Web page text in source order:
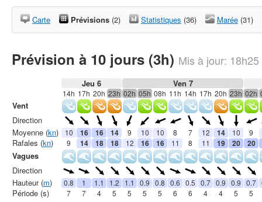
Carte Prévisions (2) Statistiques (36) Marée (31)
Prévision à 10 jours (3h) Mis à jour: 18h25
Jeu 6 Ven 7
14h 17h 20h 23h 02h 05h 08h 11h 14h 17h 20h 23h 02h
10 16 16 14 9 10 10 8 7 12 14 10
9
9
14 18 18 12 16 16 11 8 11 19 20 20
0.8 1 1.1 1.2 1.1 0.9 0.8 0.6 0.5 0.7 0.9 0.9 0.7
7
7 4 5 5 5 5 6 6 4 4 5 5
Vent
Direction
Moyenne (kn)
Rafales (kn)
Vagues
Direction
Hauteur (m)
Période (s)